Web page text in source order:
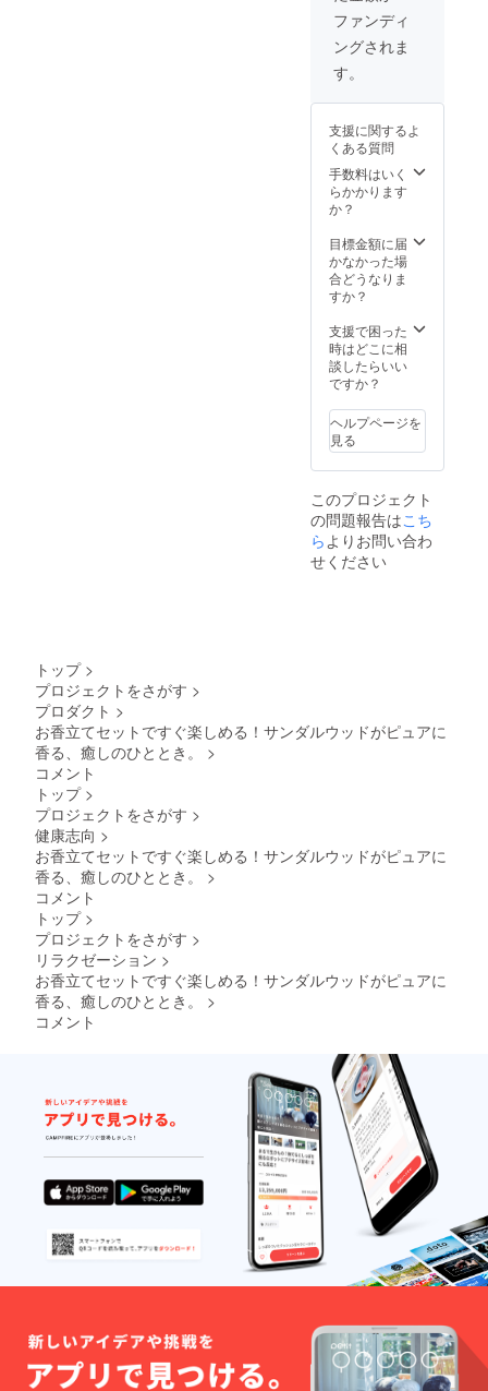
円（税
込） ※
直射日
の場所
での保
管は避
けてい
ただき
ますよ
ます。
×3箱 販
売予定
価格の
=¥4,224
込） ②
ブラン
チ イン
センス
ホル
ロッカ
ス Sサ
イズ =
¥6,050
込） ③
送料870
円（税
込） ※
光や高
温多湿
の場所
での保
けてい
ただき
ますよ
うお願
い致し
ファンディ
ングされま
す。
支援に関するよ
くある質問
手数料はいく
らかかります
か？
目標金額に届
かなかった場
合どうなりま
すか？
支援で困った
時はどこに相
談したらいい
ですか？
ヘルプページを
見る
このプロジェクト
の問題報告はこち
らよりお問い合わ
せください
トップ >
プロジェクトをさがす >
プロダクト >
お香立てセットですぐ楽しめる！サンダルウッドがピュアに
香る、癒しのひととき。
>
コメント
トップ >
プロジェクトをさがす >
健康志向 >
お香立てセットですぐ楽しめる！サンダルウッドがピュアに
香る、癒しのひととき。
>
コメント
トップ >
プロジェクトをさがす >
リラクゼーション >
お香立てセットですぐ楽しめる！サンダルウッドがピュアに
香る、癒しのひととき。
>
コメント